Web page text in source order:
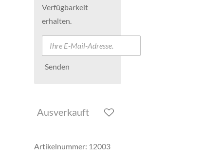
Verfügbarkeit
erhalten.
Senden
Ausverkauft
Artikelnummer: 12003